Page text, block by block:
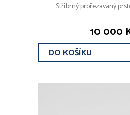
Stříbrný prořezávaný
10 000
DO KOŠÍKU